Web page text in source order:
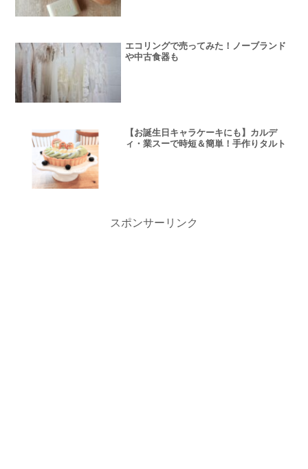
エコリングで売ってみた！ノーブランド
や中古食器も
【お誕生日キャラケーキにも】カルデ
ィ・業スーで時短＆簡単！手作りタルト
スポンサーリンク